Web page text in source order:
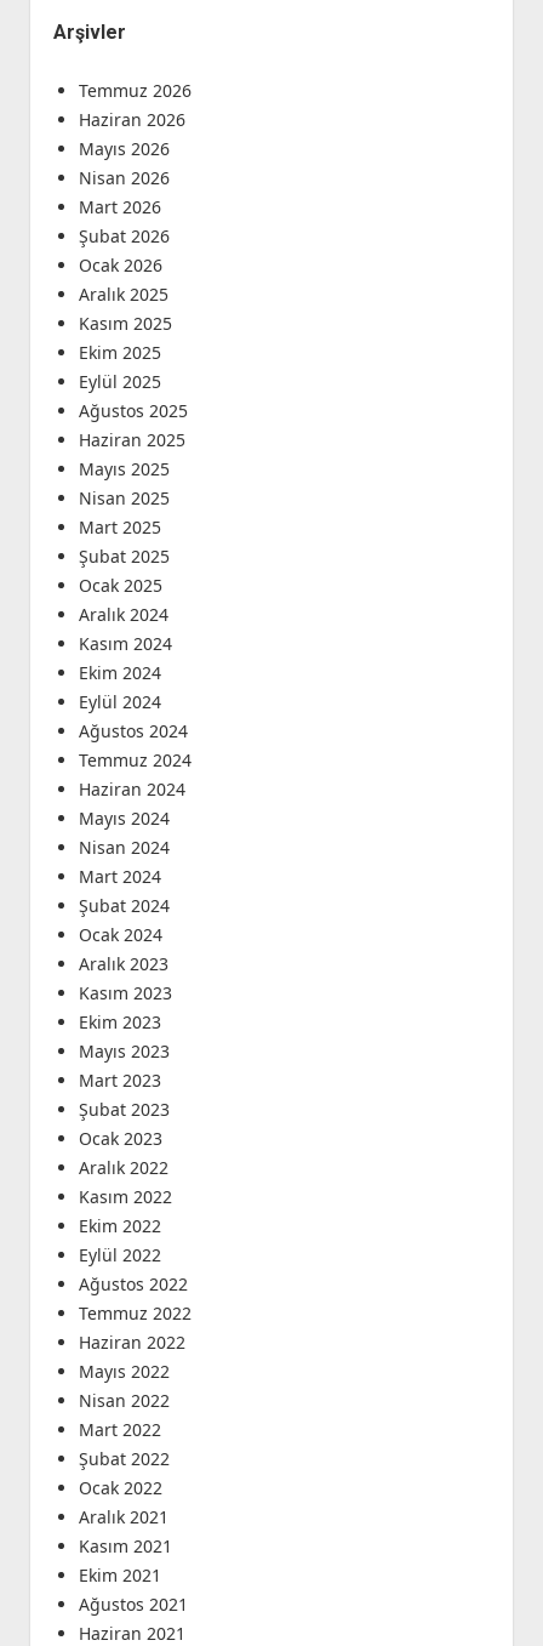
Arşivler
Temmuz 2026
Haziran 2026
Mayıs 2026
Nisan 2026
Mart 2026
Şubat 2026
Ocak 2026
Aralık 2025
Kasım 2025
Ekim 2025
Eylül 2025
Ağustos 2025
Haziran 2025
Mayıs 2025
Nisan 2025
Mart 2025
Şubat 2025
Ocak 2025
Aralık 2024
Kasım 2024
Ekim 2024
Eylül 2024
Ağustos 2024
Temmuz 2024
Haziran 2024
Mayıs 2024
Nisan 2024
Mart 2024
Şubat 2024
Ocak 2024
Aralık 2023
Kasım 2023
Ekim 2023
Mayıs 2023
Mart 2023
Şubat 2023
Ocak 2023
Aralık 2022
Kasım 2022
Ekim 2022
Eylül 2022
Ağustos 2022
Temmuz 2022
Haziran 2022
Mayıs 2022
Nisan 2022
Mart 2022
Şubat 2022
Ocak 2022
Aralık 2021
Kasım 2021
Ekim 2021
Ağustos 2021
Haziran 2021